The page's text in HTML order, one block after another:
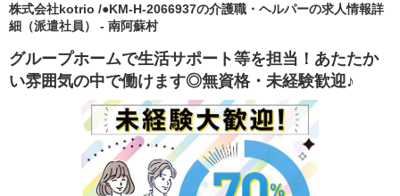
株式会社kotrio /●KM-H-2066937の介護職・ヘルパーの求人情報詳
細（派遣社員） - 南阿蘇村
グループホームで生活サポート等を担当！あたたか
い雰囲気の中で働けます◎無資格・未経験歓迎♪